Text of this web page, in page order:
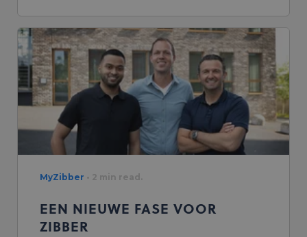
MyZibber • 2 min read.
EEN NIEUWE FASE VOOR
ZIBBER